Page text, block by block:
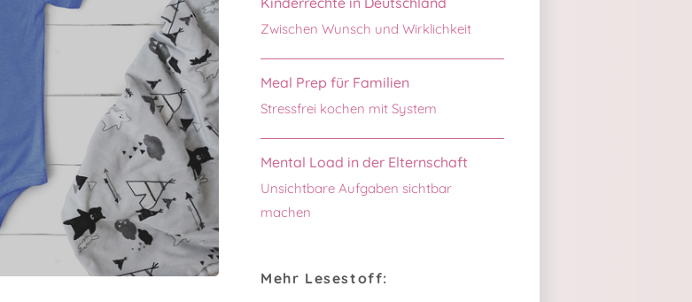
Zwischen Wunsch und Wirklichkeit
Meal Prep für Familien
Stressfrei kochen mit System
Mental Load in der Elternschaft
Unsichtbare Aufgaben sichtbar
machen
Mehr Lesestoff: